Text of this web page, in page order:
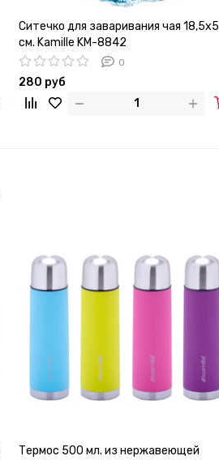
Ситечко для заваривания чая 18,5х5
см. Kamille KM-8842
0
280 руб
Термос 500 мл. из нержавеющей